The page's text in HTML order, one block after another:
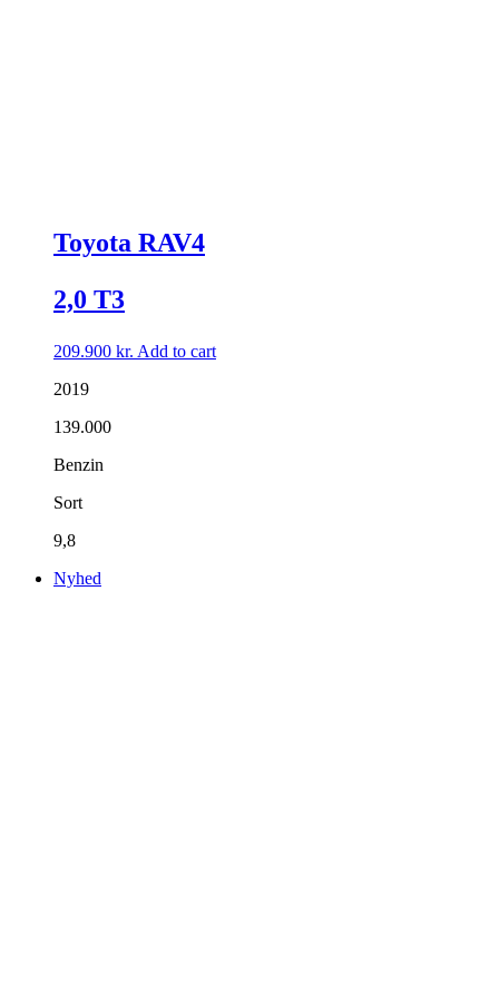
Toyota RAV4
2,0 T3
209.900 kr. Add to cart
2019
139.000
Benzin
Sort
9,8
Nyhed